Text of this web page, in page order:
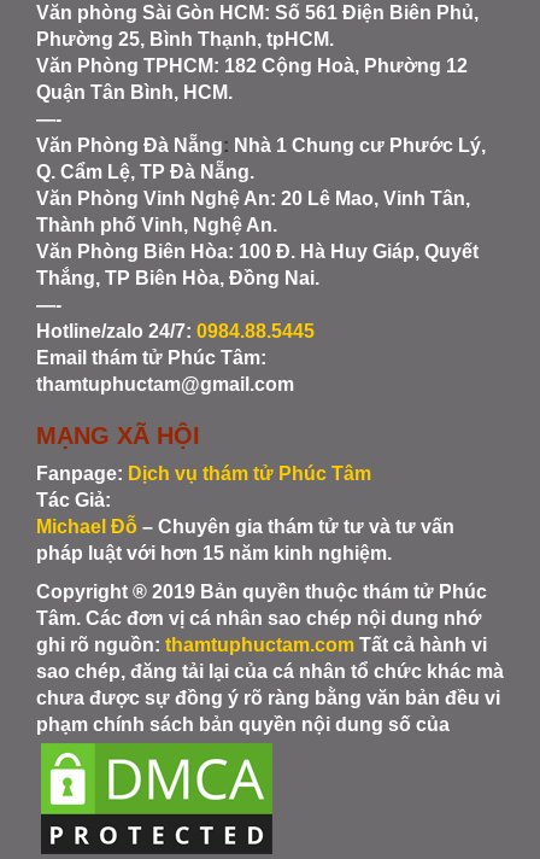
Văn phòng Sài Gòn HCM: Số 561 Điện Biên Phủ,
Phường 25, Bình Thạnh, tpHCM.
Văn Phòng TPHCM: 182 Cộng Hoà, Phường 12
Quận Tân Bình, HCM.
—-
Văn Phòng Đà Nẵng: Nhà 1 Chung cư Phước Lý,
Q. Cẩm Lệ, TP Đà Nẵng.
Văn Phòng Vinh Nghệ An: 20 Lê Mao, Vinh Tân,
Thành phố Vinh, Nghệ An.
Văn Phòng Biên Hòa: 100 Đ. Hà Huy Giáp, Quyết
Thắng, TP Biên Hòa, Đồng Nai.
—-
Hotline/zalo 24/7: 0984.88.5445
Email thám tử Phúc Tâm:
thamtuphuctam@gmail.com
MẠNG XÃ HỘI
Fanpage: Dịch vụ thám tử Phúc Tâm
Tác Giả:
Michael Đỗ – Chuyên gia thám tử tư và tư vấn
pháp luật với hơn 15 năm kinh nghiệm.
Copyright ® 2019 Bản quyền thuộc thám tử Phúc
Tâm. Các đơn vị cá nhân sao chép nội dung nhớ
ghi rõ nguồn: thamtuphuctam.com Tất cả hành vi
sao chép, đăng tải lại của cá nhân tổ chức khác mà
chưa được sự đồng ý rõ ràng bằng văn bản đều vi
phạm chính sách bản quyền nội dung số của